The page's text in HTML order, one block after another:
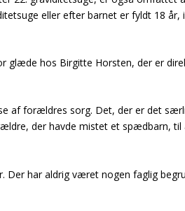
eller efter barnet er fyldt 18 år,
glæde hos Birgitte Horsten, der er
af forældres sorg. Det, der er det
der havde mistet et spædbarn,
Der har aldrig været nogen faglig